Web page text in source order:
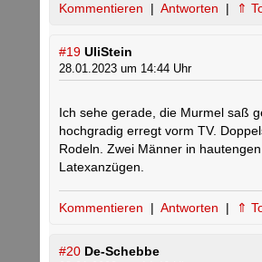
Kommentieren | Antworten | ⇑
#19 UliStein
28.01.2023 um 14:44 Uhr
Ich sehe gerade, die Murmel saß
hochgradig erregt vorm TV.
Rodeln. Zwei Männer in hautengen
Latexanzügen.
Kommentieren | Antworten | ⇑
#20 De-Schebbe